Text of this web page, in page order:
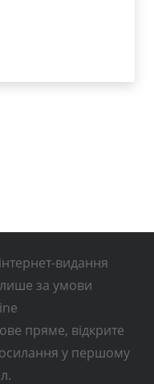
видання
за умови
пряме, відкрите
у першому